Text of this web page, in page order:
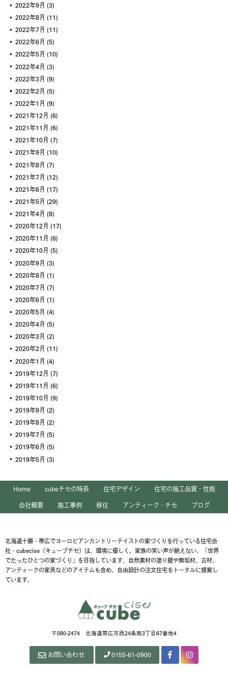
2022年9月 (3)
2022年8月 (11)
2022年7月 (11)
2022年6月 (5)
2022年5月 (10)
2022年4月 (3)
2022年3月 (9)
2022年2月 (5)
2022年1月 (9)
2021年12月 (6)
2021年11月 (6)
2021年10月 (7)
2021年9月 (10)
2021年8月 (7)
2021年7月 (12)
2021年6月 (17)
2021年5月 (29)
2021年4月 (8)
2020年12月 (17)
2020年11月 (6)
2020年10月 (5)
2020年9月 (3)
2020年8月 (1)
2020年7月 (7)
2020年6月 (1)
2020年5月 (4)
2020年4月 (5)
2020年3月 (2)
2020年2月 (11)
2020年1月 (4)
2019年12月 (7)
2019年11月 (6)
2019年10月 (9)
2019年9月 (2)
2019年8月 (2)
2019年7月 (5)
2019年6月 (5)
2019年5月 (3)
Home cubeチセの特長 住宅デザイン
住宅の施工品質・性能
会社概要
施工事例 移住 アンティーク・チセ ブログ
北海道十勝・帯広でヨーロピアンカントリーテイストの家づくりを行っている住宅会
社・cubecise（キューブチセ）は、環境に優しく、家族の笑い声が絶えない、「世界
でたったひとつの家づくり」を目指しています。自然素材の塗り壁や無垢材、古材、
アンティークの家具などのアイテムも含め、自由設計の注文住宅をトータルに提案し
ています。
〒080-2474 北海道帯広市西24条南3丁目67番地4
お問い合わせ 0155-61-0900
Facebook
ペ
Instagram